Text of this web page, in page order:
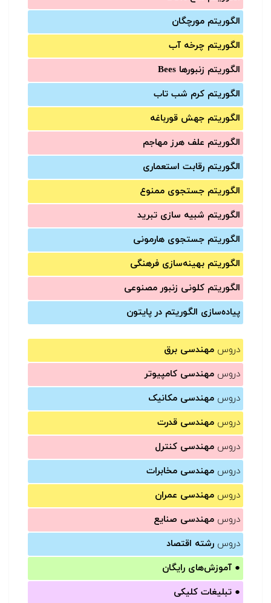
الگوریتم مورچگان
الگوریتم چرخه آب
الگوریتم زنبورها Bees
الگوریتم کرم شب تاب
الگوریتم جهش قورباغه
الگوریتم علف هرز مهاجم
الگوریتم رقابت استعماری
الگوریتم جستجوی ممنوع
الگوریتم شبیه سازی تبرید
الگوریتم جستجوی هارمونی
الگوریتم بهینه‌سازی فرهنگی
الگوریتم کلونی زنبور مصنوعی
پیاده‌سازی الگوریتم در پایتون
دروس مهندسی برق
دروس مهندسی کامپیوتر
دروس مهندسی مکانیک
دروس مهندسی قدرت
دروس مهندسی کنترل
دروس مهندسی مخابرات
دروس مهندسی عمران
دروس مهندسی صنایع
دروس رشته اقتصاد
● آموزش‌های رایگان
● تبلیغات کلیکی